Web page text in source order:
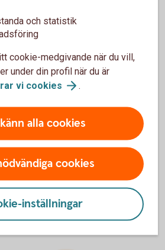
innehåll behöver du först
och statistik
cookie-medgivande när du vill,
under din profil när du är
vi cookies .
alla cookies
cookies
inställningar